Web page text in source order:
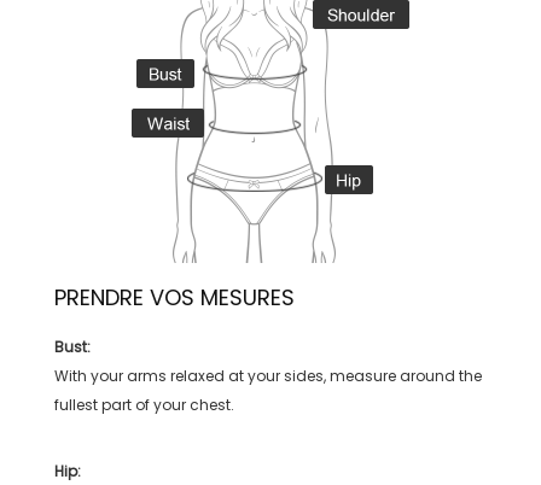
PRENDRE VOS MESURES
Bust:
With your arms relaxed at your sides, measure around the
fullest part of your chest.
Hip: